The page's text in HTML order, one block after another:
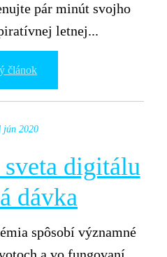
pár minút svojho
letnej...
článok
jún 2020
digitálu
dávka
spôsobí významné